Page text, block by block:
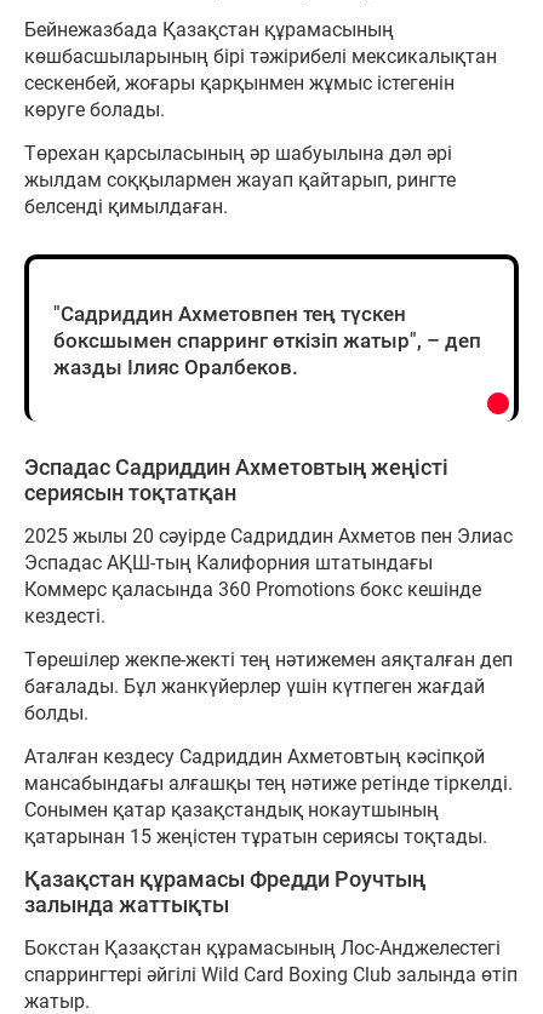
Бейнежазбада Қазақстан құрамасының
көшбасшыларының бірі тәжірибелі мексикалықтан
сескенбей, жоғары қарқынмен жұмыс істегенін
көруге болады.
Төрехан қарсыласының әр шабуылына дәл әрі
жылдам соққылармен жауап қайтарып, рингте
белсенді қимылдаған.
"Садриддин Ахметовпен тең түскен
боксшымен спарринг өткізіп жатыр", – деп
жазды Ілияс Оралбеков.
Эспадас Садриддин Ахметовтың жеңісті
сериясын тоқтатқан
2025 жылы 20 сәуірде Садриддин Ахметов пен Элиас
Эспадас АҚШ-тың Калифорния штатындағы
Коммерс қаласында 360 Promotions бокс кешінде
кездесті.
Төрешілер жекпе-жекті тең нәтижемен аяқталған деп
бағалады. Бұл жанкүйерлер үшін күтпеген жағдай
болды.
Аталған кездесу Садриддин Ахметовтың кәсіпқой
мансабындағы алғашқы тең нәтиже ретінде тіркелді.
Сонымен қатар қазақстандық нокаутшының
қатарынан 15 жеңістен тұратын сериясы тоқтады.
Қазақстан құрамасы Фредди Роучтың
залында жаттықты
Бокстан Қазақстан құрамасының Лос-Анджелестегі
спаррингтері әйгілі Wild Card Boxing Club залында өтіп
жатыр.